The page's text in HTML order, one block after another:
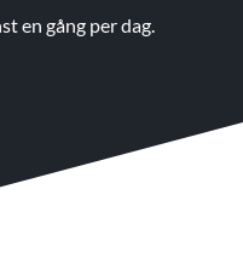
en gång per dag.